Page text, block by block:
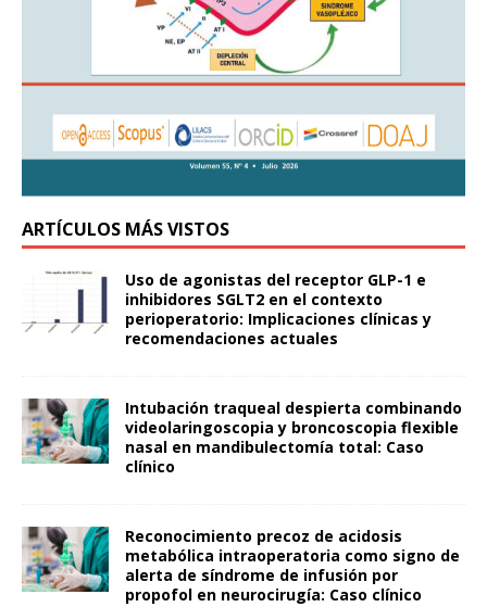
ARTÍCULOS MÁS VISTOS
Uso de agonistas del receptor GLP-1 e
inhibidores SGLT2 en el contexto
perioperatorio: Implicaciones clínicas y
recomendaciones actuales
Intubación traqueal despierta combinando
videolaringoscopia y broncoscopia flexible
nasal en mandibulectomía total: Caso
clínico
Reconocimiento precoz de acidosis
metabólica intraoperatoria como signo de
alerta de síndrome de infusión por
propofol en neurocirugía: Caso clínico